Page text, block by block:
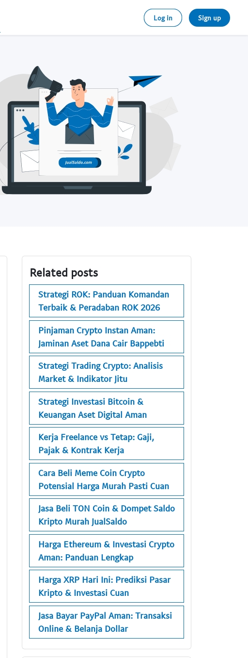
Log in Sign up
Related posts
Strategi ROK: Panduan Komandan
Terbaik & Peradaban ROK 2026
Pinjaman Crypto Instan Aman:
Jaminan Aset Dana Cair Bappebti
Strategi Trading Crypto: Analisis
Market & Indikator Jitu
Strategi Investasi Bitcoin &
Keuangan Aset Digital Aman
Kerja Freelance vs Tetap: Gaji,
Pajak & Kontrak Kerja
Cara Beli Meme Coin Crypto
Potensial Harga Murah Pasti Cuan
Jasa Beli TON Coin & Dompet Saldo
Kripto Murah JualSaldo
Harga Ethereum & Investasi Crypto
Aman: Panduan Lengkap
Harga XRP Hari Ini: Prediksi Pasar
Kripto & Investasi Cuan
Jasa Bayar PayPal Aman: Transaksi
Online & Belanja Dollar